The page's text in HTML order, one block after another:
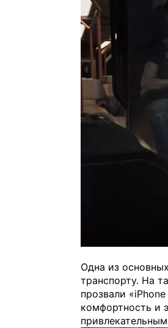
Одна из
транспорту. На
прозвали
комфортность и